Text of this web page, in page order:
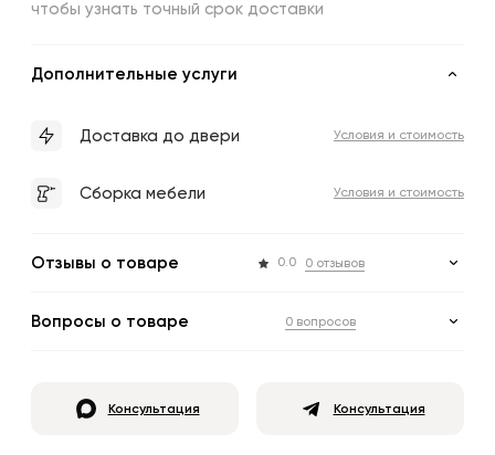
чтобы узнать точный срок доставки
Дополнительные услуги
Доставка до двери Условия и стоимость
Сборка мебели Условия и стоимость
Отзывы о товаре 0.0 0 отзывов
Вопросы о товаре 0 вопросов
Консультация Консультация